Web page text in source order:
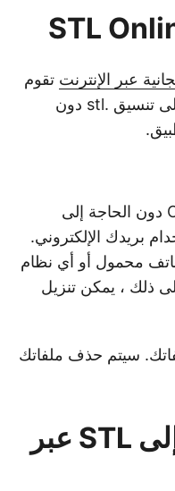
تقوم
بتصدير ملفات .obj ثلاثية الأبعاد إلى تنسيق .stl دون
من المفيد إجراء تحويل ملف OBJ دون الحاجة إلى
بريدك الإلكتروني.
محمول أو أي نظام
ذلك ، يمكن تنزيل
سيتم حذف ملفاتك
كيفية تحويل OBJ إلى STL عبر